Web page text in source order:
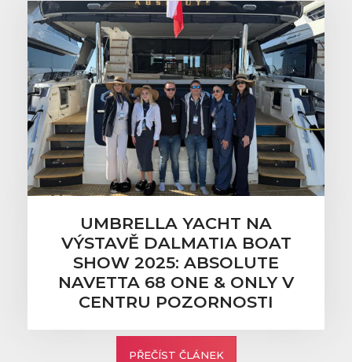
UMBRELLA YACHT NA
VÝSTAVĚ DALMATIA BOAT
SHOW 2025: ABSOLUTE
NAVETTA 68 ONE & ONLY V
CENTRU POZORNOSTI
PŘEČÍST ČLÁNEK